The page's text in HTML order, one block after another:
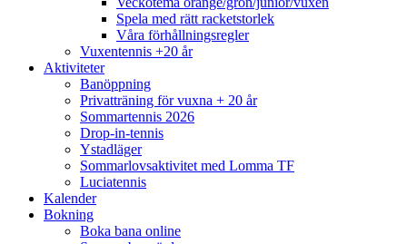
Spela med rätt racketstorlek
Våra förhållningsregler
Vuxentennis +20 år
Aktiviteter
Banöppning
Privatträning för vuxna + 20 år
Sommartennis 2026
Drop-in-tennis
Ystadläger
Sommarlovsaktivitet med Lomma TF
Luciatennis
Kalender
Bokning
Boka bana online